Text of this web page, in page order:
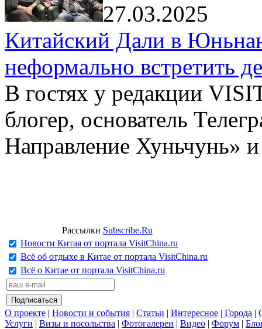
27.03.2025
Китайский Дали в
неформально встретить
В гостях у редакции
блогер, основатель
Направление Хуньчунь»
Рассылки Subscribe.Ru
Новости Китая от портала VisitChina.ru
Всё об отдыхе в Китае от портала VisitChina.ru
Всё о Китае от портала VisitChina.ru
О проекте | Новости и события | Статьи | Интересное | Города |
Услуги | Визы и посольства | Фотогалереи | Видео | Форум |